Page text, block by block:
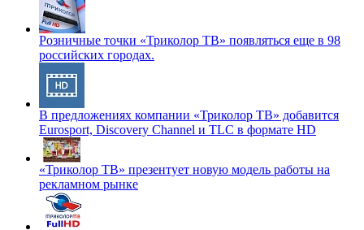
Розничные точки «Триколор ТВ» появляться еще в 98
российских городах.
В предложениях компании «Триколор ТВ» добавится
Eurosport, Discovery Channel и TLC в формате HD
«Триколор ТВ» презентует новую модель работы на
рекламном рынке